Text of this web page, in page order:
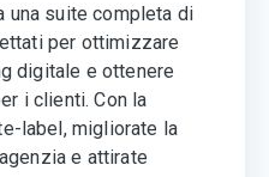
una suite completa di
per ottimizzare
digitale e ottenere
i clienti. Con la
label, migliorate la
e attirate